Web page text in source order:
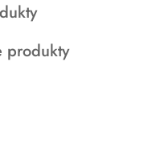
statusie:
produkty